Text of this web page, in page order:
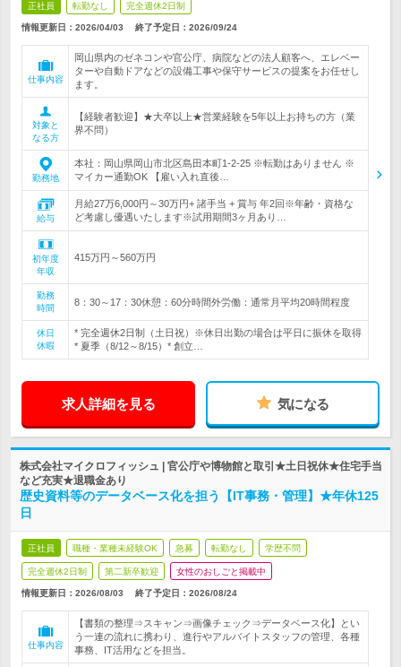
正社員 転勤なし 完全週休2日制
情報更新日：2026/04/03 終了予定日： 2026/09/24
仕事内容
岡山県内のゼネコンや官公庁、病院などの法人顧客へ、エレベー
ターや自動ドアなどの設備工事や保守サービスの提案をお任せし
ます。
対象と
なる方
【経験者歓迎】★大卒以上★営業経験を5年以上お持ちの方（業
界不問）
勤務地
本社：岡山県岡山市北区島田本町1-2-25 ※転勤はありません ※
マイカー通勤OK 【雇い入れ直後…
給与
月給27万6,000円～30万円+ 諸手当 + 賞与 年2回※年齢・資格な
ど考慮し優遇いたします※試用期間3ヶ月あり…
初年度
年収
415万円～560万円
勤務
時間
8：30～17：30休憩：60分時間外労働：通常月平均20時間程度
休日
休暇
* 完全週休2日制（土日祝）※休日出勤の場合は平日に振休を取得
* 夏季（8/12～8/15）* 創立…
求人詳細を見る 気になる
株式会社マイクロフィッシュ | 官公庁や博物館と取引★土日祝休★住宅手当
など充実★退職金あり
歴史資料等のデータベース化を担う【IT事務・管理】★年休125
日
正社員 職種・業種未経験OK 急募 転勤なし 学歴不問
完全週休2日制 第二新卒歓迎 女性のおしごと掲載中
情報更新日：2026/08/03 終了予定日： 2026/08/24
仕事内容
【書類の整理⇒スキャン⇒画像チェック⇒データベース化】とい
う一連の流れに携わり、進行やアルバイトスタッフの管理、各種
事務、IT活用などを担当。